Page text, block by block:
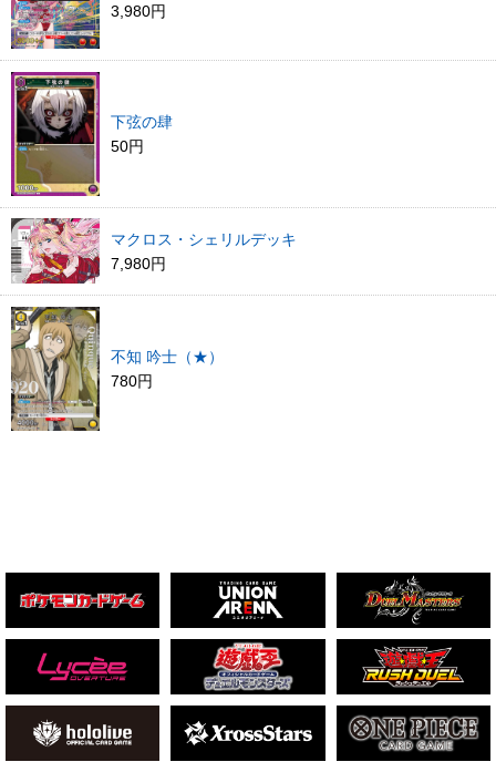
3,980円
下弦の肆
50円
マクロス・シェリルデッキ
7,980円
不知 吟士（★）
780円